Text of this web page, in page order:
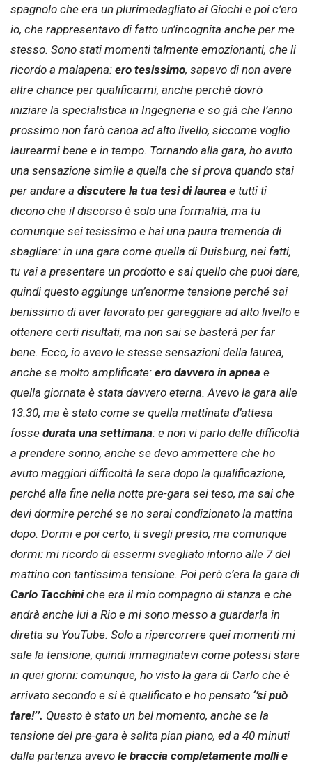
spagnolo che era un plurimedagliato ai Giochi e poi c’ero
io, che rappresentavo di fatto un’incognita anche per me
stesso. Sono stati momenti talmente emozionanti, che li
ricordo a malapena: ero tesissimo, sapevo di non avere
altre chance per qualificarmi, anche perché dovrò
iniziare la specialistica in Ingegneria e so già che l’anno
prossimo non farò canoa ad alto livello, siccome voglio
laurearmi bene e in tempo. Tornando alla gara, ho avuto
una sensazione simile a quella che si prova quando stai
per andare a discutere la tua tesi di laurea e tutti ti
dicono che il discorso è solo una formalità, ma tu
comunque sei tesissimo e hai una paura tremenda di
sbagliare: in una gara come quella di Duisburg, nei fatti,
tu vai a presentare un prodotto e sai quello che puoi dare,
quindi questo aggiunge un’enorme tensione perché sai
benissimo di aver lavorato per gareggiare ad alto livello e
ottenere certi risultati, ma non sai se basterà per far
bene. Ecco, io avevo le stesse sensazioni della laurea,
anche se molto amplificate: ero davvero in apnea e
quella giornata è stata davvero eterna. Avevo la gara alle
13.30, ma è stato come se quella mattinata d’attesa
fosse durata una settimana: e non vi parlo delle difficoltà
a prendere sonno, anche se devo ammettere che ho
avuto maggiori difficoltà la sera dopo la qualificazione,
perché alla fine nella notte pre-gara sei teso, ma sai che
devi dormire perché se no sarai condizionato la mattina
dopo. Dormi e poi certo, ti svegli presto, ma comunque
dormi: mi ricordo di essermi svegliato intorno alle 7 del
mattino con tantissima tensione. Poi però c’era la gara di
Carlo Tacchiniche era il mio compagno di stanza e che
andrà anche lui a Rio e mi sono messo a guardarla in
diretta su YouTube. Solo a ripercorrere quei momenti mi
sale la tensione, quindi immaginatevi come potessi stare
in quei giorni: comunque, ho visto la gara di Carlo che è
arrivato secondo e si è qualificato e ho pensato ‘’si può
fare!’’. Questo è stato un bel momento, anche se la
tensione del pre-gara è salita pian piano, ed a 40 minuti
dalla partenza avevo le braccia completamente molli e